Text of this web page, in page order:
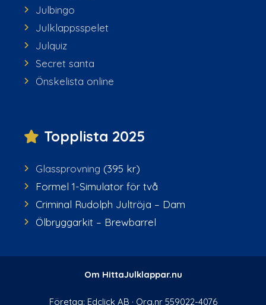
Julbingo
Julklappsspelet
Julquiz
Secret santa
Önskelista online
Topplista 2025
Glassprovning (395 kr)
Formel 1-Simulator för två
Criminal Rudolph Jultröja – Dam
Ölbryggarkit – Brewbarrel
Om HittaJulklappar.nu
Företag: Edclick AB · Org.nr 559022-4076